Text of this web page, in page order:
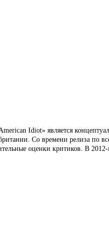
Idiot» является
Со времени релиза по
оценки критиков. В